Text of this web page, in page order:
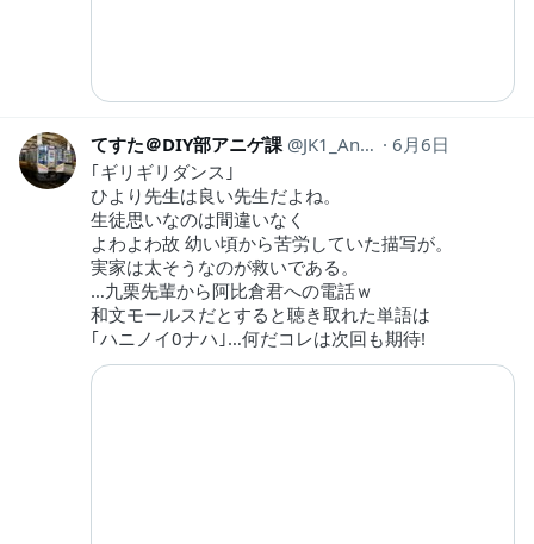
てすた＠DIY部アニゲ課 JK1_Anime
6月6日
｢ギリギリダンス｣
ひより先生は良い先生だよね。
生徒思いなのは間違いなく
よわよわ故 幼い頃から苦労していた描写が。
実家は太そうなのが救いである。
…九栗先輩から阿比倉君への電話ｗ
和文モールスだとすると聴き取れた単語は
｢ハニノイ0ナハ｣…何だコレは次回も期待!